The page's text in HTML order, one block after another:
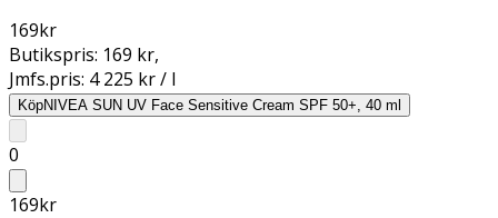
169kr
Butikspris: 169 kr,
Jmfs.pris: 4 225 kr / l
KöpNIVEA SUN UV Face Sensitive Cream SPF 50+, 40 ml
0
169kr